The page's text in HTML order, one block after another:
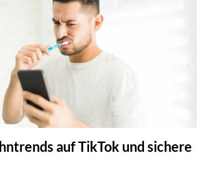
auf TikTok und sichere